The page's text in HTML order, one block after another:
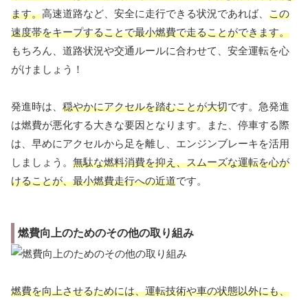
ます。高速道路など、安全に走行できる状況であれば、 この
速度帯をキープすることで最小燃費で走ることができます。
もちろん、道路状況や交通ルールに合わせて、安全運転を心
がけましょう！
発進時は、 穏やかにアクセルを踏むことが大切です。急発進
は燃費が悪化する大きな要因となります。また、停車する際
は、早めにアクセルから足を離し、エンジンブレーキを活用
しましょう。 無駄な燃料消費を抑え、スムーズな運転を心が
けることが、最小燃費走行への近道です。
燃費向上のためのその他の取り組み
燃費を向上させるためには、運転技術や車の状態以外にも、